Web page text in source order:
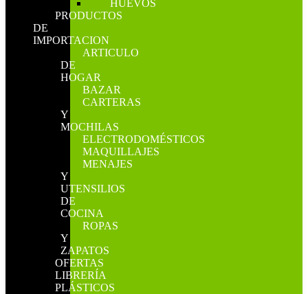
HUEVOS
PRODUCTOS
DE
IMPORTACION
ARTICULO
DE
HOGAR
BAZAR
CARTERAS
Y
MOCHILAS
ELECTRODOMÉSTICOS
MAQUILLAJES
MENAJES
Y
UTENSILIOS
DE
COCINA
ROPAS
Y
ZAPATOS
OFERTAS
LIBRERÍA
PLÁSTICOS